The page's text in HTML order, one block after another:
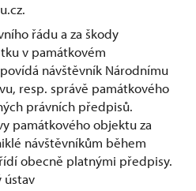
řádu a za škody
v památkovém
návštěvník Národnímu
resp. správě památkového
právních předpisů.
památkového objektu za
návštěvníkům během
obecně platnými předpisy.
ústav